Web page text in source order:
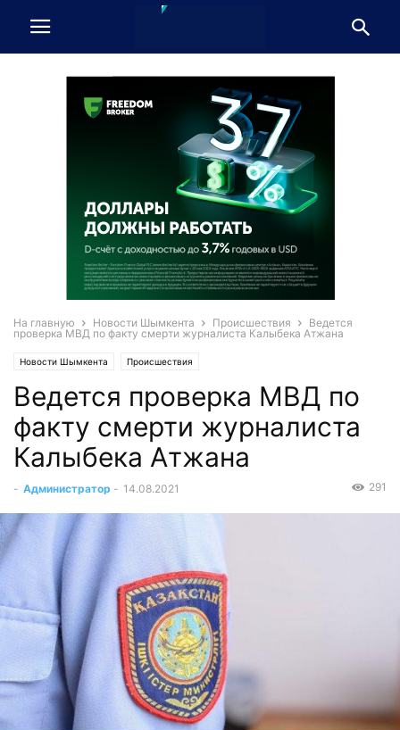
На главную Новости Шымкента Происшествия
Ведется
проверка МВД по факту смерти журналиста Калыбека Атжана
Новости Шымкента Происшествия
Ведется проверка МВД по
факту смерти журналиста
Калыбека Атжана
- Администратор - 14.08.2021 291